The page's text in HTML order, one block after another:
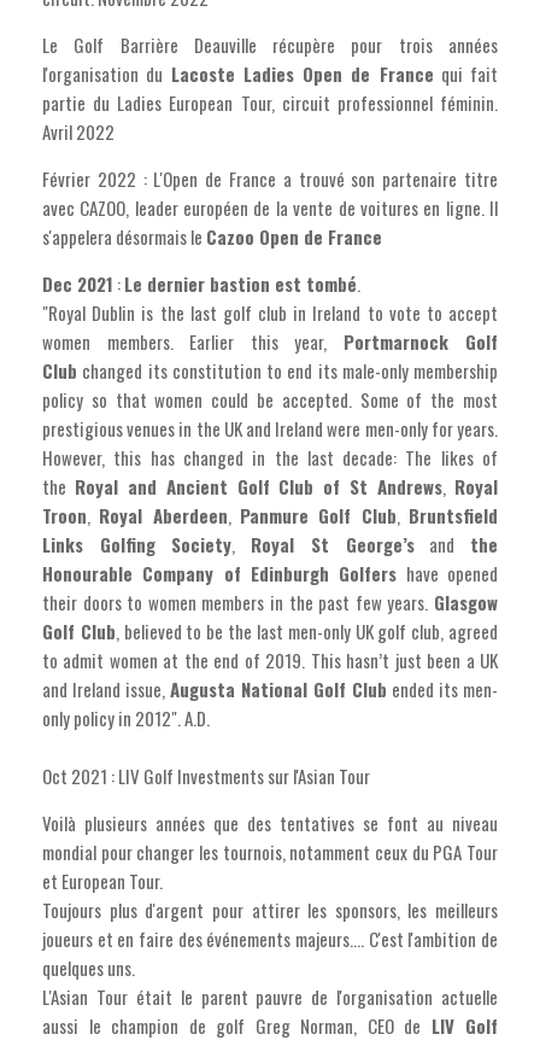
Le Golf Barrière Deauville récupère pour trois années
l'organisation du Lacoste Ladies Open de France qui fait
partie du Ladies European Tour, circuit professionnel féminin.
Avril 2022
Février 2022 : L'Open de France a trouvé son partenaire titre
avec CAZOO, leader européen de la vente de voitures en ligne. Il
s'appelera désormais le Cazoo Open de France
Dec 2021 :Le dernier bastion est tombé.
"Royal Dublin is the last golf club in Ireland to vote to accept
women members. Earlier this year, Portmarnock Golf
Club changed its constitution to end its male-only membership
policy so that women could be accepted. Some of the most
prestigious venues in the UK and Ireland were men-only for years.
However, this has changed in the last decade: The likes of
the Royal and Ancient Golf Club of St Andrews, Royal
Troon, Royal Aberdeen, Panmure Golf Club, Bruntsfield
Links Golfing Society, Royal St George’sand the
Honourable Company of Edinburgh Golfers have opened
their doors to women members in the past few years. Glasgow
Golf Club, believed to be the last men-only UK golf club, agreed
to admit women at the end of 2019. This hasn’t just been a UK
and Ireland issue, Augusta National Golf Club ended its men-
only policy in 2012". A.D.
Oct 2021 : LIV Golf Investments sur l'Asian Tour
Voilà plusieurs années que des tentatives se font au niveau
mondial pour changer les tournois, notamment ceux du PGA Tour
et European Tour.
Toujours plus d'argent pour attirer les sponsors, les meilleurs
joueurs et en faire des événements majeurs.... C'est l'ambition de
quelques uns.
L'Asian Tour était le parent pauvre de l'organisation actuelle
aussi le champion de golf Greg Norman, CEO de LIV Golf